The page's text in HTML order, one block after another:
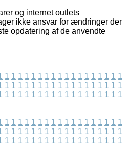
og internet outlets
ikke ansvar for ændringer der
opdatering af de anvendte
1 1 1 1 1 1 1 1 1 1 1 1 1 1 1 1 1 1
1 1 1 1 1 1 1 1 1 1 1 1 1 1 1 1 1 1
1 1 1 1 1 1 1 1 1 1 1 1 1 1 1 1 1 1
1 1 1 1 1 1 1 1 1 1 1 1 1 1 1 1 1 1
1 1 1 1 1 1 1 1 1 1 1 1 1 1 1 1 1 1
1 1 1 1 1 1 1 1 1 1 1 1 1 1 1 1 1 1